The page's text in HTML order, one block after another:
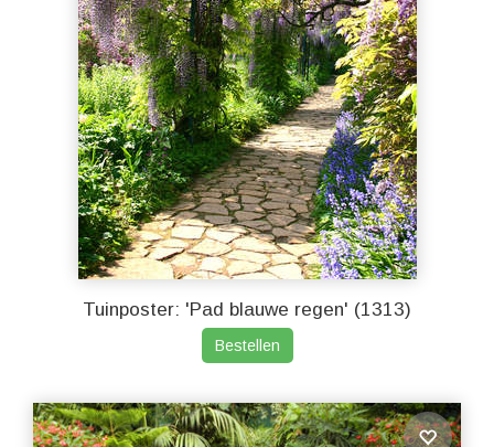
Tuinposter: 'Pad blauwe regen' (1313)
Bestellen